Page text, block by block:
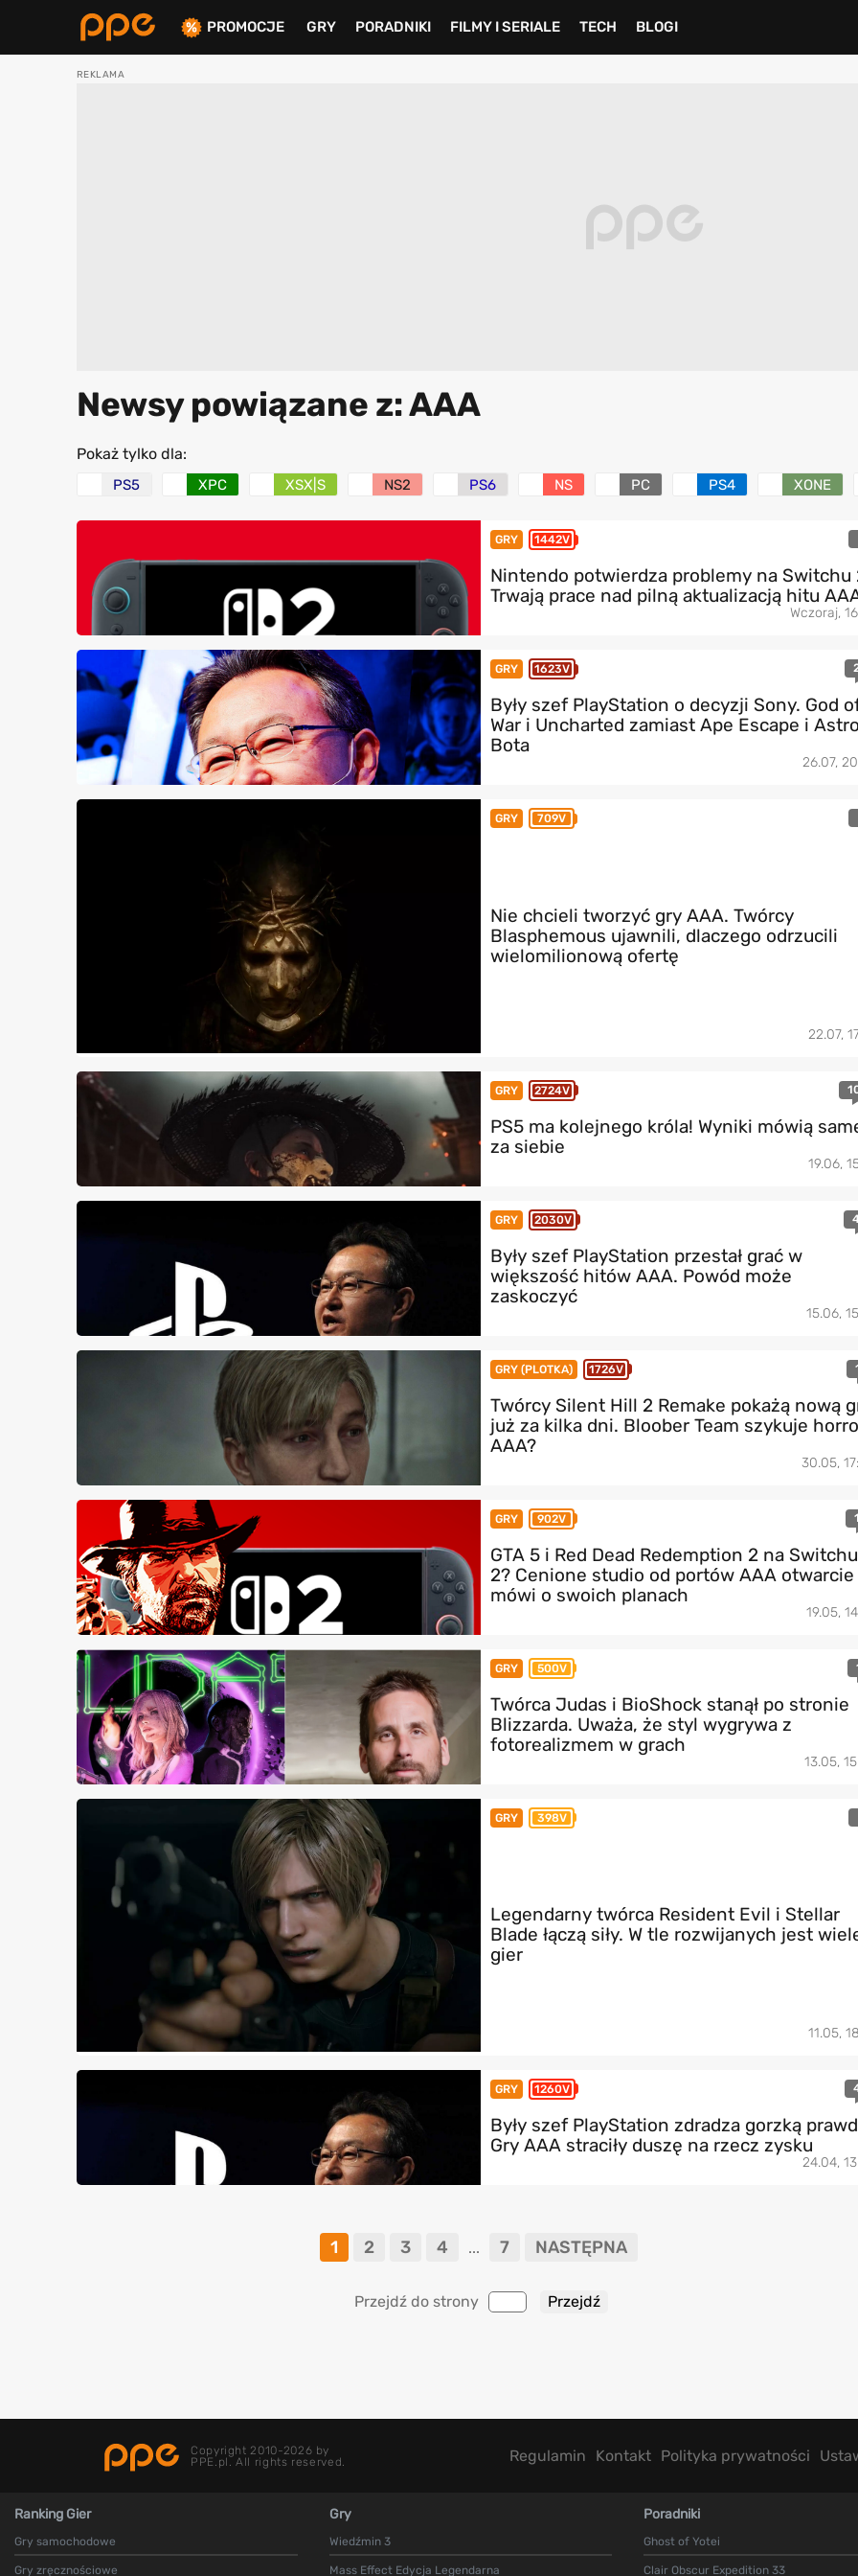
PROMOCJE GRY PORADNIKI FILMY I SERIALE TECH BLOGI
Newsy powiązane z: AAA
Pokaż tylko dla:
PS5 XPC XSX|S NS2 PS6 NS PC PS4 XONE
GRY 1442V
Nintendo potwierdza problemy na Switchu
Trwają prace nad pilną aktualizacją hitu
Wczoraj,
GRY 1623V
Były szef PlayStation o decyzji Sony. God
War i Uncharted zamiast Ape Escape i Astro
Bota
26.07,
GRY 709V
Nie chcieli tworzyć gry AAA. Twórcy
Blasphemous ujawnili, dlaczego odrzucili
wielomilionową ofertę
22.07,
GRY 2724V
PS5 ma kolejnego króla! Wyniki mówią
za siebie
19.06,
GRY 2030V
Były szef PlayStation przestał grać w
większość hitów AAA. Powód może
zaskoczyć
15.06,
GRY (PLOTKA) 1726V
Twórcy Silent Hill 2 Remake pokażą nową
już za kilka dni. Bloober Team szykuje
AAA?
30.05,
GRY 902V
GTA 5 i Red Dead Redemption 2 na Switchu
2? Cenione studio od portów AAA otwarcie
mówi o swoich planach
19.05,
GRY 500V
Twórca Judas i BioShock stanął po stronie
Blizzarda. Uważa, że styl wygrywa z
fotorealizmem w grach
13.05,
GRY 398V
Legendarny twórca Resident Evil i Stellar
Blade łączą siły. W tle rozwijanych jest
gier
11.05,
GRY 1260V
Były szef PlayStation zdradza gorzką
Gry AAA straciły duszę na rzecz zysku
24.04,
1 2 3 4 ... 7 NASTĘPNA
Przejdź do strony
Copyright 2010-2026 by
PPE.pl. All rights reserved.
Regulamin Kontakt Polityka prywatności
Ranking Gier
Gry samochodowe
Gry zręcznościowe
Gry
Wiedźmin 3
Mass Effect Edycja Legendarna
Poradniki
Ghost of Yotei
Clair Obscur Expedition 33